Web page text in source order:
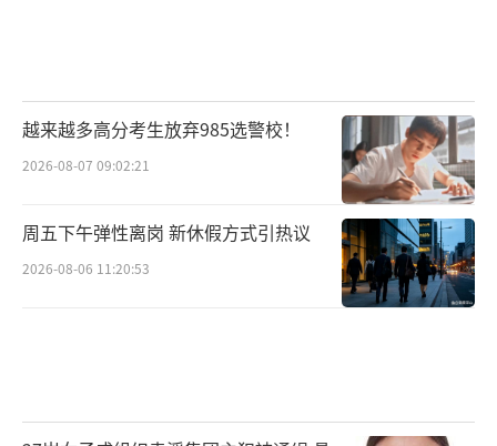
方面来说，增幅超过65%的扩招，对后续医生
市场的冲击肯定非常大。”
从职业角度来看，医生在韩国是最稳定、
收入最高的群体。
韩国保健福祉部和经合组织（OECD）数据
显示，2020年，在韩国医疗机构领取工资的医
越来越多高分考生放弃985选警校！
2026-08-07 09:02:21
周五下午弹性离岗 新休假方式引热议
2026-08-06 11:20:53